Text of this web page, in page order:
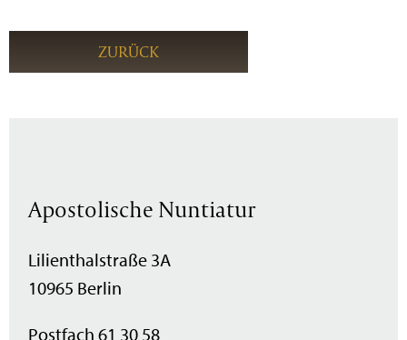
ZURÜCK
Apostolische Nuntiatur
Lilienthalstraße 3A
10965 Berlin
Postfach 61 30 58